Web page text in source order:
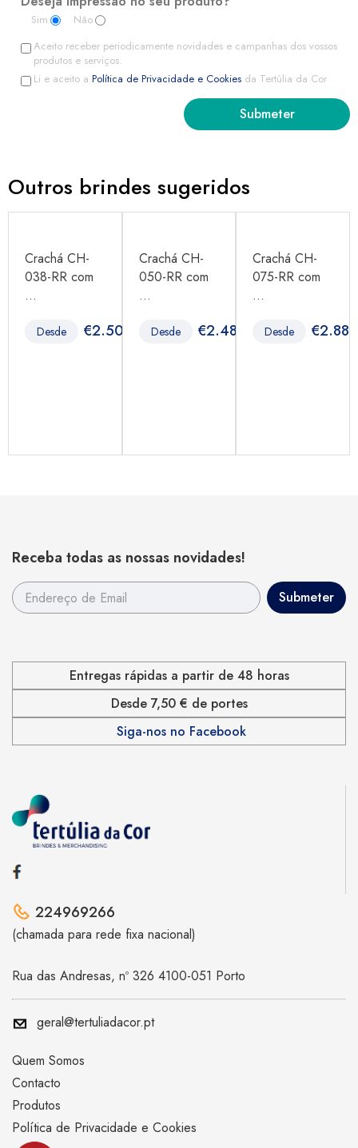
Sim
Não
Aceito receber periodicamente novidades e campanhas dos vossos
produtos e serviços.
Li e aceito a Política de Privacidade e Cookies da Tertúlia da Cor
Outros brindes sugeridos
Crachá CH-
038-RR com
...
Desde €2.50
Crachá CH-
050-RR com
...
Desde €2.48
Crachá CH-
075-RR com
...
Desde €2.88
Receba todas as nossas novidades!
Entregas rápidas a partir de 48 horas
Desde 7,50 € de portes
Siga-nos no Facebook
224969266
(chamada para rede fixa nacional)
Rua das Andresas, nº 326 4100-051 Porto
geral@tertuliadacor.pt
Quem Somos
Contacto
Produtos
Política de Privacidade e Cookies